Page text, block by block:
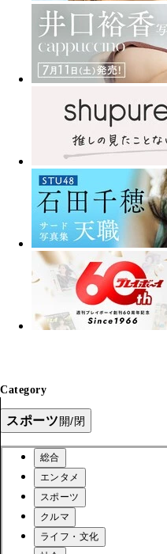
Category
スポーツ開/閉
総合
エンタメ
スポーツ
クルマ
ライフ・文化